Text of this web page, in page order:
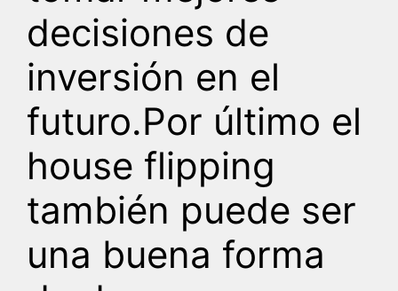
decisiones de
inversión en el
futuro.Por último el
house flipping
también puede ser
una buena forma